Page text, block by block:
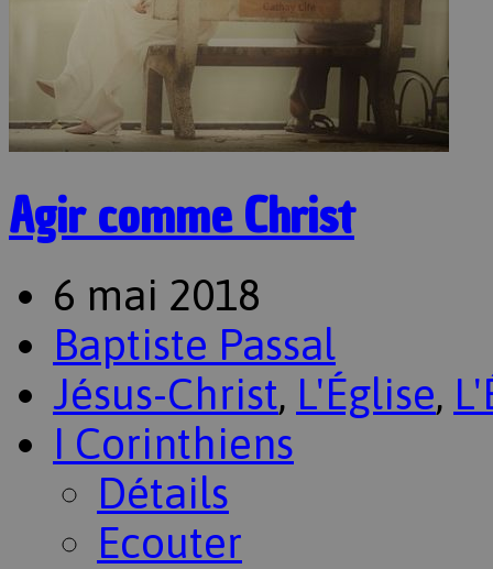
Agir comme Christ
6 mai 2018
Baptiste Passal
Jésus-Christ, L'Église,
I Corinthiens
Détails
Ecouter